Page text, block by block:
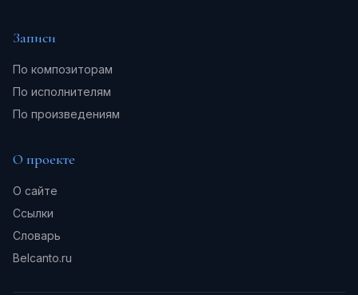
Записи
По композиторам
По исполнителям
По произведениям
О проекте
О сайте
Ссылки
Словарь
Belcanto.ru